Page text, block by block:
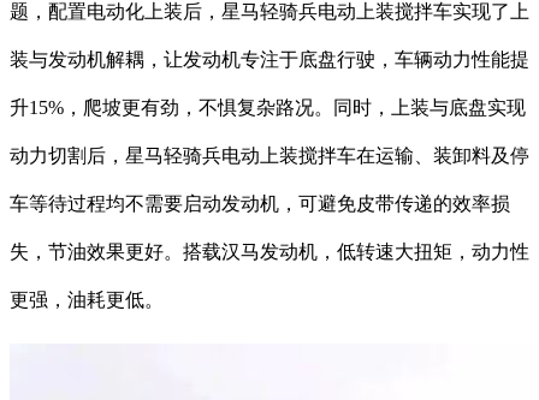
题，配置电动化上装后，星马轻骑兵电动上装搅拌车实现了上
装与发动机解耦，让发动机专注于底盘行驶，车辆动力性能提
升15%，爬坡更有劲，不惧复杂路况。同时，上装与底盘实现
动力切割后，星马轻骑兵电动上装搅拌车在运输、装卸料及停
车等待过程均不需要启动发动机，可避免皮带传递的效率损
失，节油效果更好。搭载汉马发动机，低转速大扭矩，动力性
更强，油耗更低。